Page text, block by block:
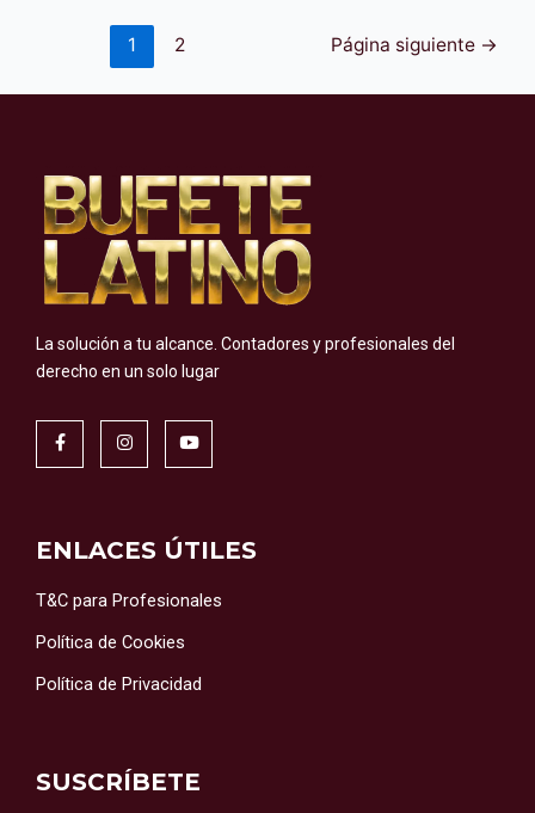
1 2 Página siguiente →
La solución a tu alcance. Contadores y profesionales del
derecho en un solo lugar
ENLACES ÚTILES
T&C para Profesionales
Política de Cookies
Política de Privacidad
SUSCRÍBETE